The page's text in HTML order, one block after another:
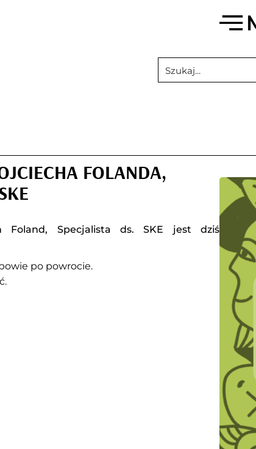
FOLANDA,
Foland, Specjalista ds. SKE jest dziś
po powrocie.